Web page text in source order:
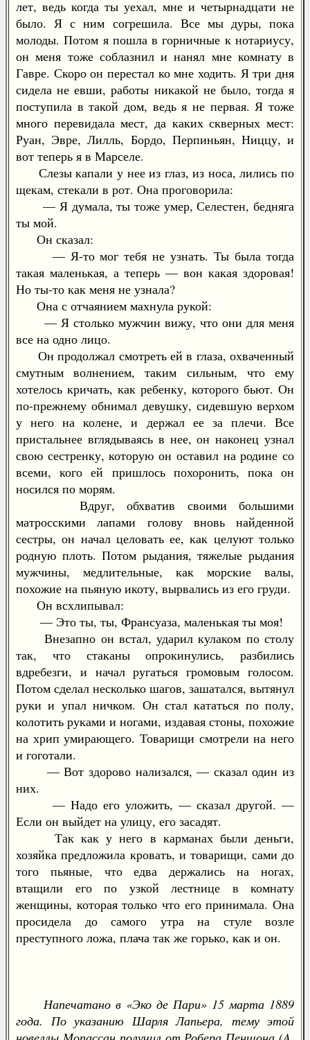
лет, ведь когда ты уехал, мне и четырнадцати не
было. Я с ним согрешила. Все мы дуры, пока
молоды. Потом я пошла в горничные к нотариусу,
он меня тоже соблазнил и нанял мне комнату в
Гавре. Скоро он перестал ко мне ходить. Я три дня
сидела не евши, работы никакой не было, тогда я
поступила в такой дом, ведь я не первая. Я тоже
много перевидала мест, да каких скверных мест:
Руан, Эвре, Лилль, Бордо, Перпиньян, Ниццу, и
вот теперь я в Марселе.
Слезы капали у нее из глаз, из носа, лились по
щекам, стекали в рот. Она проговорила:
— Я думала, ты тоже умер, Селестен, бедняга
ты мой.
Он сказал:
— Я-то мог тебя не узнать. Ты была тогда
такая маленькая, а теперь — вон какая здоровая!
Но ты-то как меня не узнала?
Она с отчаянием махнула рукой:
— Я столько мужчин вижу, что они для меня
все на одно лицо.
Он продолжал смотреть ей в глаза, охваченный
смутным волнением, таким сильным, что ему
хотелось кричать, как ребенку, которого бьют. Он
по-прежнему обнимал девушку, сидевшую верхом
у него на колене, и держал ее за плечи. Все
пристальнее вглядываясь в нее, он наконец узнал
свою сестренку, которую он оставил на родине со
всеми, кого ей пришлось похоронить, пока он
носился по морям.
Вдруг, обхватив своими большими
матросскими лапами голову вновь найденной
сестры, он начал целовать ее, как целуют только
родную плоть. Потом рыдания, тяжелые рыдания
мужчины, медлительные, как морские валы,
похожие на пьяную икоту, вырвались из его груди.
Он всхлипывал:
— Это ты, ты, Франсуаза, маленькая ты моя!
Внезапно он встал, ударил кулаком по столу
так, что стаканы опрокинулись, разбились
вдребезги, и начал ругаться громовым голосом.
Потом сделал несколько шагов, зашатался, вытянул
руки и упал ничком. Он стал кататься по полу,
колотить руками и ногами, издавая стоны, похожие
на хрип умирающего. Товарищи смотрели на него
и гоготали.
— Вот здорово нализался, — сказал один из
них.
— Надо его уложить, — сказал другой. —
Если он выйдет на улицу, его засадят.
Так как у него в карманах были деньги,
хозяйка предложила кровать, и товарищи, сами до
того пьяные, что едва держались на ногах,
втащили его по узкой лестнице в комнату
женщины, которая только что его принимала. Она
просидела до самого утра на стуле возле
преступного ложа, плача так же горько, как и он.
Напечатано в «Эко де Пари» 15 марта 1889
года. По указанию Шарля Лапьера, тему этой